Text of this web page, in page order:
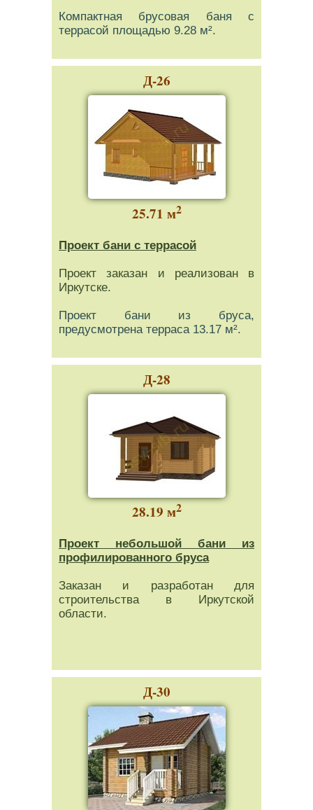
Компактная брусовая баня с
террасой площадью 9.28 м².
Д-26
25.71 м2
Проект бани с террасой
Проект заказан и реализован в
Иркутске.
Проект бани из бруса,
предусмотрена терраса 13.17 м².
Д-28
28.19 м2
Проект небольшой бани из
профилированного бруса
Заказан и разработан для
строительства в Иркутской
области.
Д-30